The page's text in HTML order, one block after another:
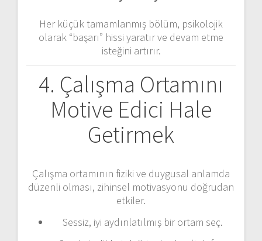
Her küçük tamamlanmış bölüm, psikolojik
olarak “başarı” hissi yaratır ve devam etme
isteğini artırır.
4. Çalışma Ortamını
Motive Edici Hale
Getirmek
Çalışma ortamının fiziki ve duygusal anlamda
düzenli olması, zihinsel motivasyonu doğrudan
etkiler.
Sessiz, iyi aydınlatılmış bir ortam seç.